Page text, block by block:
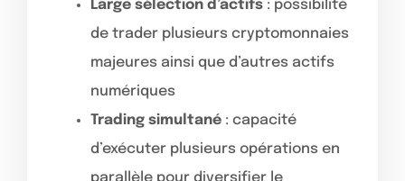
Large sélection d’actifs : possibilité
de trader plusieurs cryptomonnaies
majeures ainsi que d’autres actifs
numériques
Trading simultané : capacité
d’exécuter plusieurs opérations en
parallèle pour diversifier le